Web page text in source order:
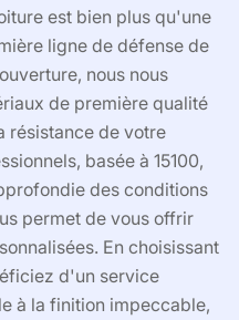
est bien plus qu'une
ligne de défense de
nous nous
de première qualité
résistance de votre
basée à 15100,
des conditions
permet de vous offrir
En choisissant
d'un service
à la finition impeccable,